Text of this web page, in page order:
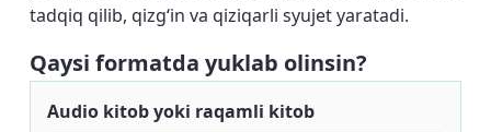
tadqiq qilib, qizgʻin va qiziqarli syujet yaratadi.
Qaysi formatda yuklab olinsin?
Audio kitob yoki raqamli kitob